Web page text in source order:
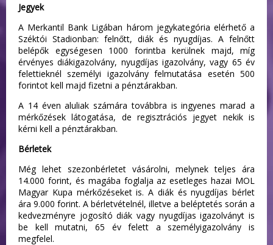
Jegyek
A Merkantil Bank Ligában három jegykategória elérhető a
Széktói Stadionban: felnőtt, diák és nyugdíjas. A felnőtt
belépők egységesen 1000 forintba kerülnek majd, míg
érvényes diákigazolvány, nyugdíjas igazolvány, vagy 65 év
felettieknél személyi igazolvány felmutatása esetén 500
forintot kell majd fizetni a pénztárakban.
A 14 éven aluliak számára továbbra is ingyenes marad a
mérkőzések látogatása, de regisztrációs jegyet nekik is
kérni kell a pénztárakban.
Bérletek
Még lehet szezonbérletet vásárolni, melynek teljes ára
14.000 forint, és magába foglalja az esetleges hazai MOL
Magyar Kupa mérkőzéseket is. A diák és nyugdíjas bérlet
ára 9.000 forint. A bérletvételnél, illetve a beléptetés során a
kedvezményre jogosító diák vagy nyugdíjas igazolványt is
be kell mutatni, 65 év felett a személyigazolvány is
megfelel.